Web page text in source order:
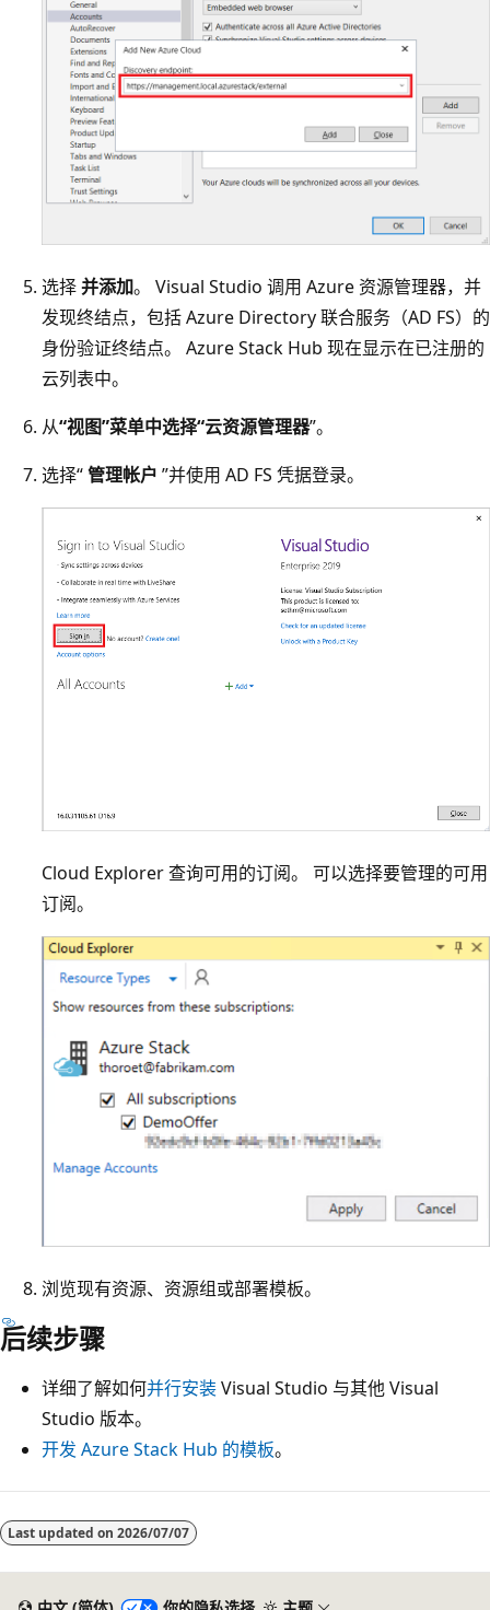
选择并添加。 Visual Studio 调用 Azure 资源管理器，并
发现终结点，包括 Azure Directory 联合服务（AD FS）的
身份验证终结点。 Azure Stack Hub 现在显示在已注册的
云列表中。
从“视图”菜单中选择“云资源管理器”。
选择“管理帐户 ”并使用 AD FS 凭据登录。
Cloud Explorer 查询可用的订阅。 可以选择要管理的可用
订阅。
浏览现有资源、资源组或部署模板。
后续步骤
详细了解如何并行安装Visual Studio 与其他 Visual
Studio 版本。
开发 Azure Stack Hub 的模板。
阅
读Last updated on 2026/07/07